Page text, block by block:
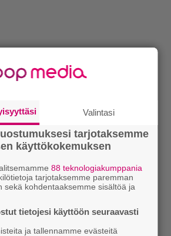
− Roygbiv
Tein tästä joskus itselleni
Valintasi
tarjotaksemme
käyttökokemuksen
88 teknologiakumppania
tarjotaksemme paremman
sekä kohdentaaksemme sisältöä ja
tietojesi käyttöön seuraavasti
ja tallennamme evästeitä